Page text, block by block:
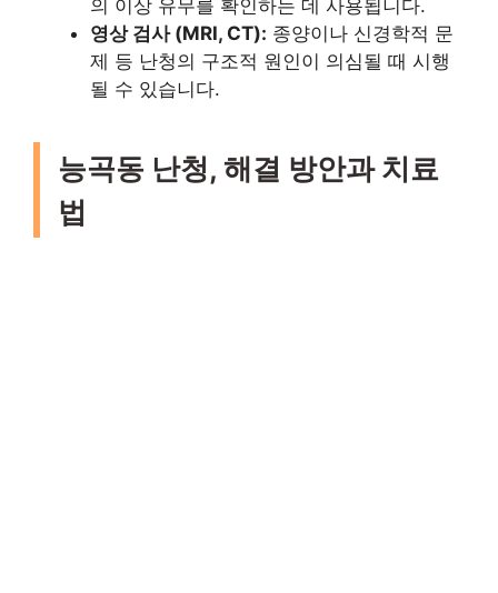
의 이상 유무를 확인하는 데 사용됩니다.
영상 검사 (MRI, CT): 종양이나 신경학적 문
제 등 난청의 구조적 원인이 의심될 때 시행
될 수 있습니다.
능곡동 난청, 해결 방안과 치료
법